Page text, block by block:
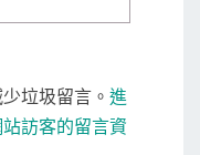
垃圾留言。 進
訪客的留言資